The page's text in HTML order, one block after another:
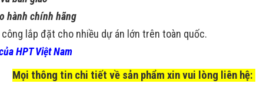
hành chính hãng
công lắp đặt cho nhiều dự án lớn trên toàn quốc.
HPT Việt Nam
Mọi thông tin chi tiết về sản phẩm xin vui lòng liên hệ: